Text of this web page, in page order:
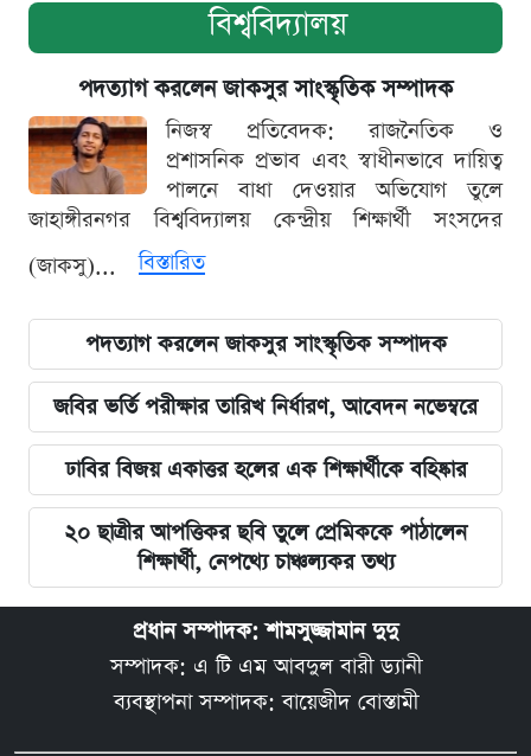
বিশ্ববিদ্যালয়
পদত্যাগ করলেন জাকসুর সাংস্কৃতিক সম্পাদক
নিজস্ব প্রতিবেদক: রাজনৈতিক ও
প্রশাসনিক প্রভাব এবং স্বাধীনভাবে দায়িত্ব
পালনে বাধা দেওয়ার অভিযোগ তুলে
জাহাঙ্গীরনগর বিশ্ববিদ্যালয় কেন্দ্রীয় শিক্ষার্থী সংসদের
(জাকসু)...
বিস্তারিত
পদত্যাগ করলেন জাকসুর সাংস্কৃতিক সম্পাদক
জবির ভর্তি পরীক্ষার তারিখ নির্ধারণ, আবেদন নভেম্বরে
ঢাবির বিজয় একাত্তর হলের এক শিক্ষার্থীকে বহিষ্কার
২০ ছাত্রীর আপত্তিকর ছবি তুলে প্রেমিককে পাঠালেন
শিক্ষার্থী, নেপথ্যে চাঞ্চল্যকর তথ্য
প্রধান সম্পাদক: শামসুজ্জামান দুদু
সম্পাদক: এ টি এম আবদুল বারী ড্যানী
ব্যবস্থাপনা সম্পাদক: বায়েজীদ বোস্তামী